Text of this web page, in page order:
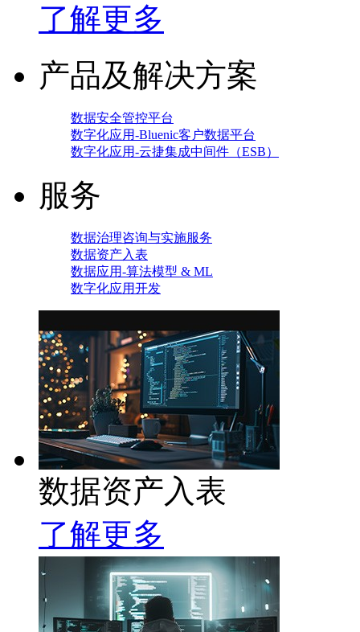
了解更多
产品及解决方案
数据安全管控平台
数字化应用-Bluenic客户数据平台
数字化应用-云捷集成中间件（ESB）
服务
数据治理咨询与实施服务
数据资产入表
数据应用-算法模型 & ML
数字化应用开发
数据资产入表
了解更多